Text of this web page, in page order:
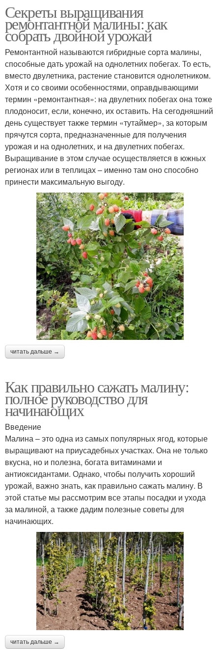
Секреты выращивания
ремонтантной малины: как
собрать двойной урожай
Ремонтантной называются гибридные сорта малины,
способные дать урожай на однолетних побегах. То есть,
вместо двулетника, растение становится однолетником.
Хотя и со своими особенностями, оправдывающими
термин «ремонтантная»: на двулетних побегах она тоже
плодоносит, если, конечно, их оставить. На сегодняшний
день существует также термин «тутаймер», за которым
прячутся сорта, предназначенные для получения
урожая и на однолетних, и на двулетних побегах.
Выращивание в этом случае осуществляется в южных
регионах или в теплицах – именно там оно способно
принести максимальную выгоду.
читать дальше →
Как правильно сажать малину:
полное руководство для
начинающих
Введение
Малина – это одна из самых популярных ягод, которые
выращивают на приусадебных участках. Она не только
вкусна, но и полезна, богата витаминами и
антиоксидантами. Однако, чтобы получить хороший
урожай, важно знать, как правильно сажать малину. В
этой статье мы рассмотрим все этапы посадки и ухода
за малиной, а также дадим полезные советы для
начинающих.
читать дальше →